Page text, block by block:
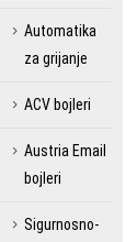
Automatika
za grijanje
ACV bojleri
Austria Email
bojleri
Sigurnosno-